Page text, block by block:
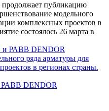
публикацию
модельного
комплексных проектов в
состоялось 26 марта в
DENDOR